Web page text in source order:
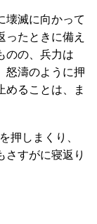
壊滅に向かって
ったときに備え
のの、兵力は
怒濤のように押
めることは、ま
押しまくり、
さすがに寝返り